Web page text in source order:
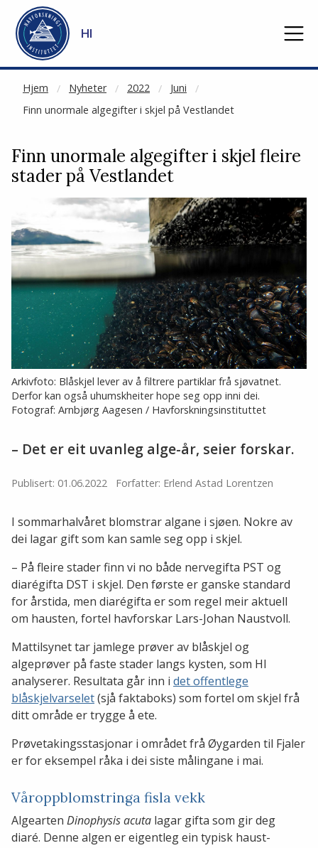
Gå til hovedinnhold
HI
Hjem Nyheter 2022
Juni
Finn unormale algegifter i skjel på Vestlandet
NOT CACHED
Finn unormale algegifter i skjel fleire
stader på Vestlandet
Arkivfoto: Blåskjel lever av å filtrere partiklar frå sjøvatnet.
Derfor kan også uhumskheiter hope seg opp inni dei.
Fotograf: Arnbjørg Aagesen / Havforskningsinstituttet
– Det er eit uvanleg alge-år, seier forskar.
Publisert: 01.06.2022 Forfatter: Erlend Astad Lorentzen
I sommarhalvåret blomstrar algane i sjøen. Nokre av
dei lagar gift som kan samle seg opp i skjel.
– På fleire stader finn vi no både nervegifta PST og
diarégifta DST i skjel. Den første er ganske standard
for årstida, men diarégifta er som regel meir aktuell
om hausten, fortel havforskar Lars-Johan Naustvoll.
Mattilsynet tar jamlege prøver av blåskjel og
algeprøver på faste stader langs kysten, som HI
analyserer. Resultata går inn i det offentlege
blåskjelvarselet(sjå faktaboks) som fortel om skjel frå
ditt område er trygge å ete.
Prøvetakingsstasjonar i området frå Øygarden til Fjaler
er for eksempel råka i dei siste målingane i mai.
Våroppblomstringa fisla vekk
Algearten Dinophysis acuta lagar gifta som gir deg
diaré. Denne algen er eigentleg ein typisk haust-